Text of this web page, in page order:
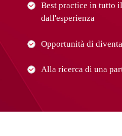
Best practice in tutto
dall'esperienza
Opportunità di
Alla ricerca di una